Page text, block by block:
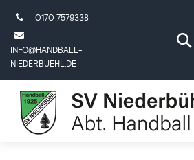
0170 7579338
INFO@HANDBALL-
NIEDERBUEHL.DE